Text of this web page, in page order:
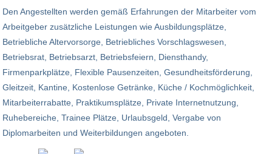
Den Angestellten werden gemäß Erfahrungen der Mitarbeiter vom
Arbeitgeber zusätzliche Leistungen wie Ausbildungsplätze,
Betriebliche Altervorsorge, Betriebliches Vorschlagswesen,
Betriebsrat, Betriebsarzt, Betriebsfeiern, Diensthandy,
Firmenparkplätze, Flexible Pausenzeiten, Gesundheitsförderung,
Gleitzeit, Kantine, Kostenlose Getränke, Küche / Kochmöglichkeit,
Mitarbeiterrabatte, Praktikumsplätze, Private Internetnutzung,
Ruhebereiche, Trainee Plätze, Urlaubsgeld, Vergabe von
Diplomarbeiten und Weiterbildungen angeboten.